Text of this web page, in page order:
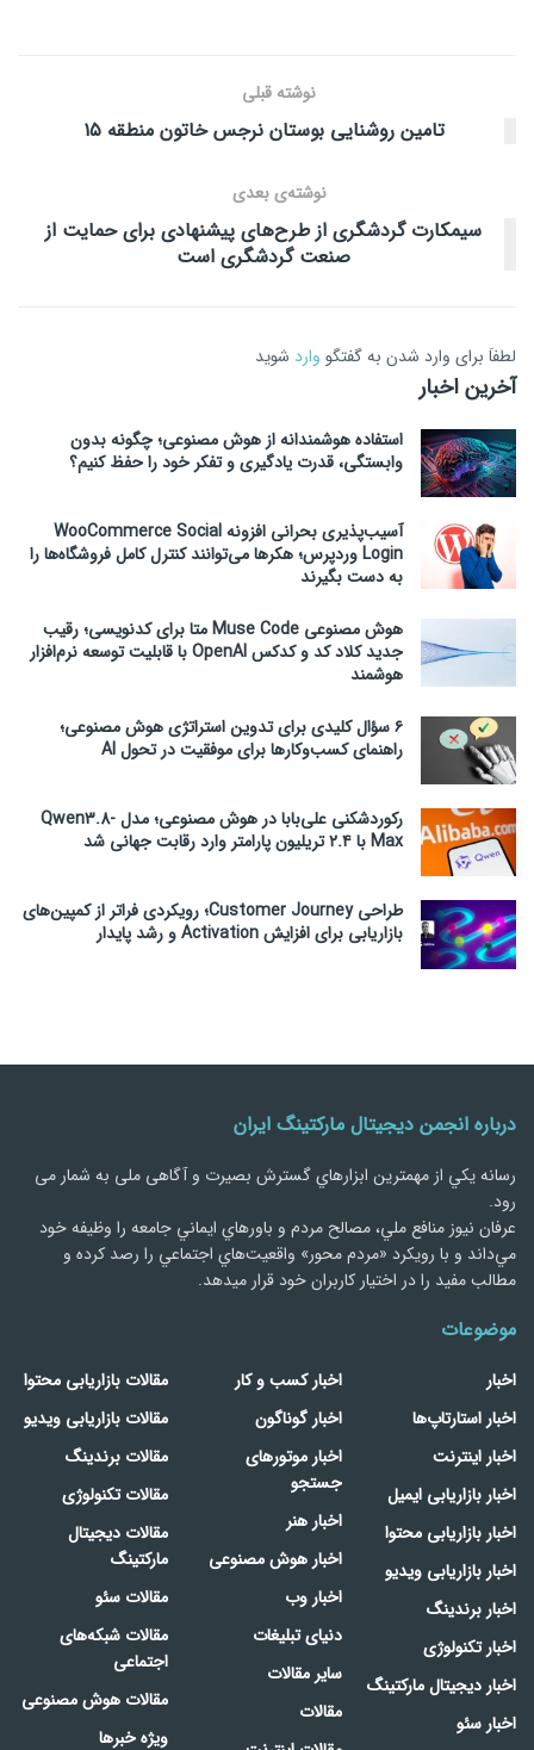
نوشته قبلی
تامین روشنایی بوستان نرجس خاتون منطقه ۱۵
نوشته‌ی بعدی
سیمکارت گردشگری از طرح‌های پیشنهادی برای حمایت از
صنعت گردشگری است
لطفاَ برای وارد شدن به گفتگو وارد شوید
آخرین اخبار
استفاده هوشمندانه از هوش مصنوعی؛ چگونه بدون
وابستگی، قدرت یادگیری و تفکر خود را حفظ کنیم؟
آسیب‌پذیری بحرانی افزونه WooCommerce Social
Login وردپرس؛ هکرها می‌توانند کنترل کامل فروشگاه‌ها را
به دست بگیرند
هوش مصنوعی Muse Code متا برای کدنویسی؛ رقیب
جدید کلاد کد و کدکس OpenAI با قابلیت توسعه نرم‌افزار
هوشمند
۶ سؤال کلیدی برای تدوین استراتژی هوش مصنوعی؛
راهنمای کسب‌وکارها برای موفقیت در تحول AI
رکوردشکنی علی‌بابا در هوش مصنوعی؛ مدل Qwen3.8-
Max با ۲.۴ تریلیون پارامتر وارد رقابت جهانی شد
طراحی Customer Journey؛ رویکردی فراتر از کمپین‌های
بازاریابی برای افزایش Activation و رشد پایدار
درباره انجمن دیجیتال مارکتینگ ایران
رسانه يكي از مهمترین ابزارهاي گسترش بصیرت و آگاهی ملی به شمار می
رود.
عرفان نیوز منافع ملي، مصالح مردم و باورهاي ايماني جامعه را وظيفه خود
مي‌داند و با رويكرد «مردم‌ محور» واقعيت‌هاي اجتماعي را رصد کرده و
مطالب مفید را در اختیار کاربران خود قرار میدهد.
موضوعات
اخبار
اخبار استارتاپ‌ها
اخبار اینترنت
اخبار بازاریابی ایمیل
اخبار بازاریابی محتوا
اخبار بازاریابی ویدیو
اخبار برندینگ
اخبار تکنولوژی
اخبار دیجیتال مارکتینگ
اخبار سئو
اخبار کسب و کار
اخبار گوناگون
اخبار موتورهای
جستجو
اخبار هنر
اخبار هوش مصنوعی
اخبار وب
دنیای تبلیغات
سایر مقالات
مقالات
مقالات بازاریابی محتوا
مقالات بازاریابی ویدیو
مقالات برندینگ
مقالات تکنولوژی
مقالات دیجیتال
مارکتینگ
مقالات سئو
مقالات شبکه‌های
اجتماعی
مقالات هوش مصنوعی
ویژه خبرها